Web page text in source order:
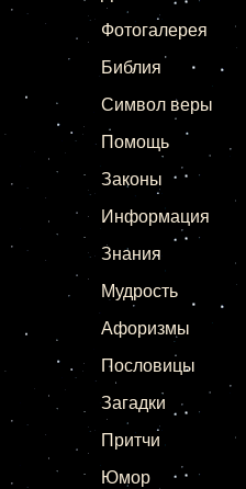
Фотогалерея
Библия
Символ веры
Помощь
Законы
Информация
Знания
Мудрость
Афоризмы
Пословицы
Загадки
Притчи
Юмор